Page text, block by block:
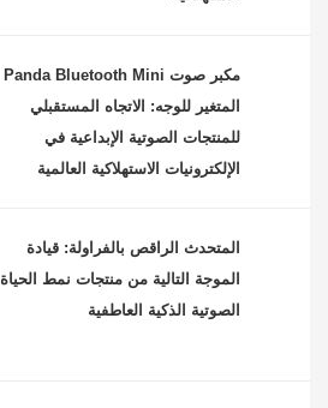
مكبر صوت Panda Bluetooth Mini
المتغير للوجه: الاتجاه المستقبلي
للمنتجات الصوتية الإبداعية في
الإلكترونيات الاستهلاكية العالمية
المتحدث الراقص بالفراولة: قيادة
الموجة التالية من منتجات نمط الحياة
الصوتية الذكية العاطفية